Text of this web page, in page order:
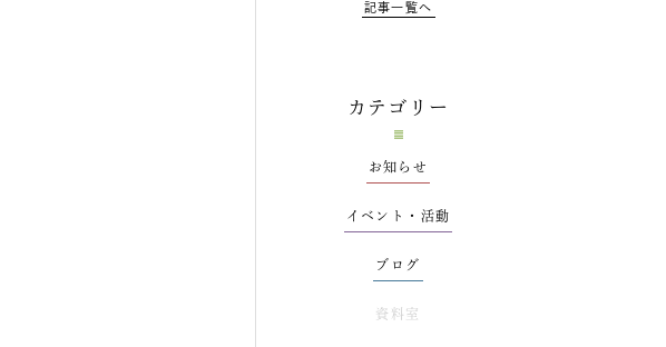
記事一覧へ
カテゴリー
お知らせ
イベント・活動
ブログ
資料室